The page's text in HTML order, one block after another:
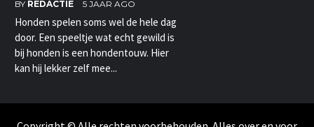
BY REDACTIE 5 JAAR AGO
Honden spelen soms wel de hele dag
door. Een speeltje wat echt gewild is
bij honden is een hondentouw. Hier
kan hij lekker zelf mee...